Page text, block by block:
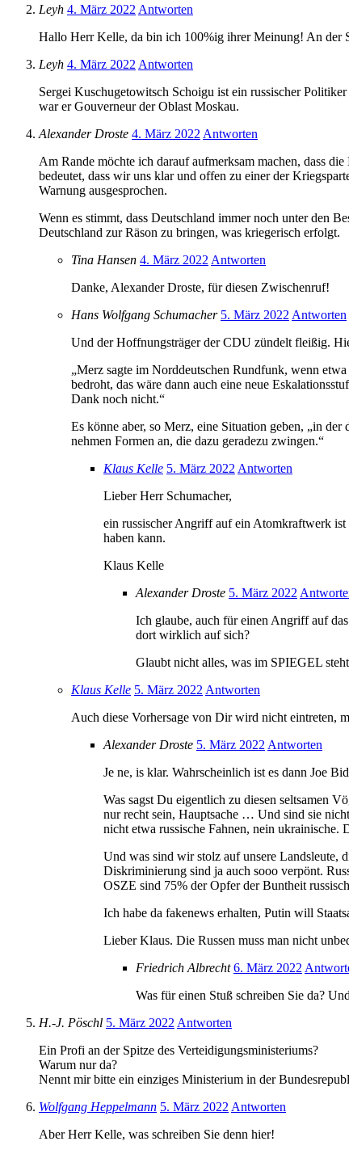
Leyh 4. März 2022 Antworten
Hallo Herr Kelle, da bin ich 100%ig ihrer Meinung! An der
Leyh 4. März 2022 Antworten
Sergei Kuschugetowitsch Schoigu ist ein russischer
war er Gouverneur der Oblast Moskau.
Alexander Droste 4. März 2022 Antworten
Am Rande möchte ich darauf aufmerksam machen, dass
bedeutet, dass wir uns klar und offen zu einer der
Warnung ausgesprochen.
Wenn es stimmt, dass Deutschland immer noch unter den
Deutschland zur Räson zu bringen, was kriegerisch erfolgt.
Tina Hansen 4. März 2022 Antworten
Danke, Alexander Droste, für diesen Zwischenruf!
Hans Wolfgang Schumacher 5. März 2022 Antworten
Und der Hoffnungsträger der CDU zündelt fleißig.
„Merz sagte im Norddeutschen Rundfunk, wenn
bedroht, das wäre dann auch eine neue
Dank noch nicht.“
Es könne aber, so Merz, eine Situation geben, „in
nehmen Formen an, die da­zu geradezu zwingen.“
Klaus Kelle 5. März 2022 Antworten
Lieber Herr Schumacher,
ein russischer Angriff auf ein Atomkraftwerk ist
haben kann.
Klaus Kelle
Alexander Droste 5. März 2022
Ich glaube, auch für einen Angriff auf
dort wirklich auf sich?
Glaubt nicht alles, was im SPIEGEL
Klaus Kelle 5. März 2022 Antworten
Auch diese Vorhersage von Dir wird nicht eintreten,
Alexander Droste 5. März 2022 Antworten
Je ne, is klar. Wahrscheinlich ist es dann Joe
Was sagst Du eigentlich zu diesen seltsamen
nur recht sein, Hauptsache … Und sind sie
nicht etwa russische Fahnen, nein ukrainische.
Und was sind wir stolz auf unsere Landsleute,
Diskriminierung sind ja auch sooo verpönt.
OSZE sind 75% der Opfer der Buntheit
Ich habe da fakenews erhalten, Putin will
Lieber Klaus. Die Russen muss man nicht
Friedrich Albrecht 6. März 2022
Was für einen Stuß schreiben Sie da?
H.-J. Pöschl 5. März 2022 Antworten
Ein Profi an der Spitze des Verteidigungsministeriums?
Warum nur da?
Nennt mir bitte ein einziges Ministerium in der
Wolfgang Heppelmann 5. März 2022 Antworten
Aber Herr Kelle, was schreiben Sie denn hier!